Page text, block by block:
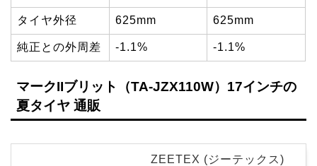
タイヤ外径 625mm 625mm
純正との外周差 -1.1% -1.1%
マークIIブリット（TA-JZX110W）17インチの
夏タイヤ 通販
ZEETEX (ジーテックス)